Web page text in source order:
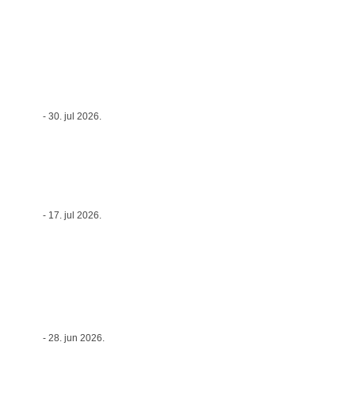
- 30. jul 2026.
- 17. jul 2026.
- 28. jun 2026.